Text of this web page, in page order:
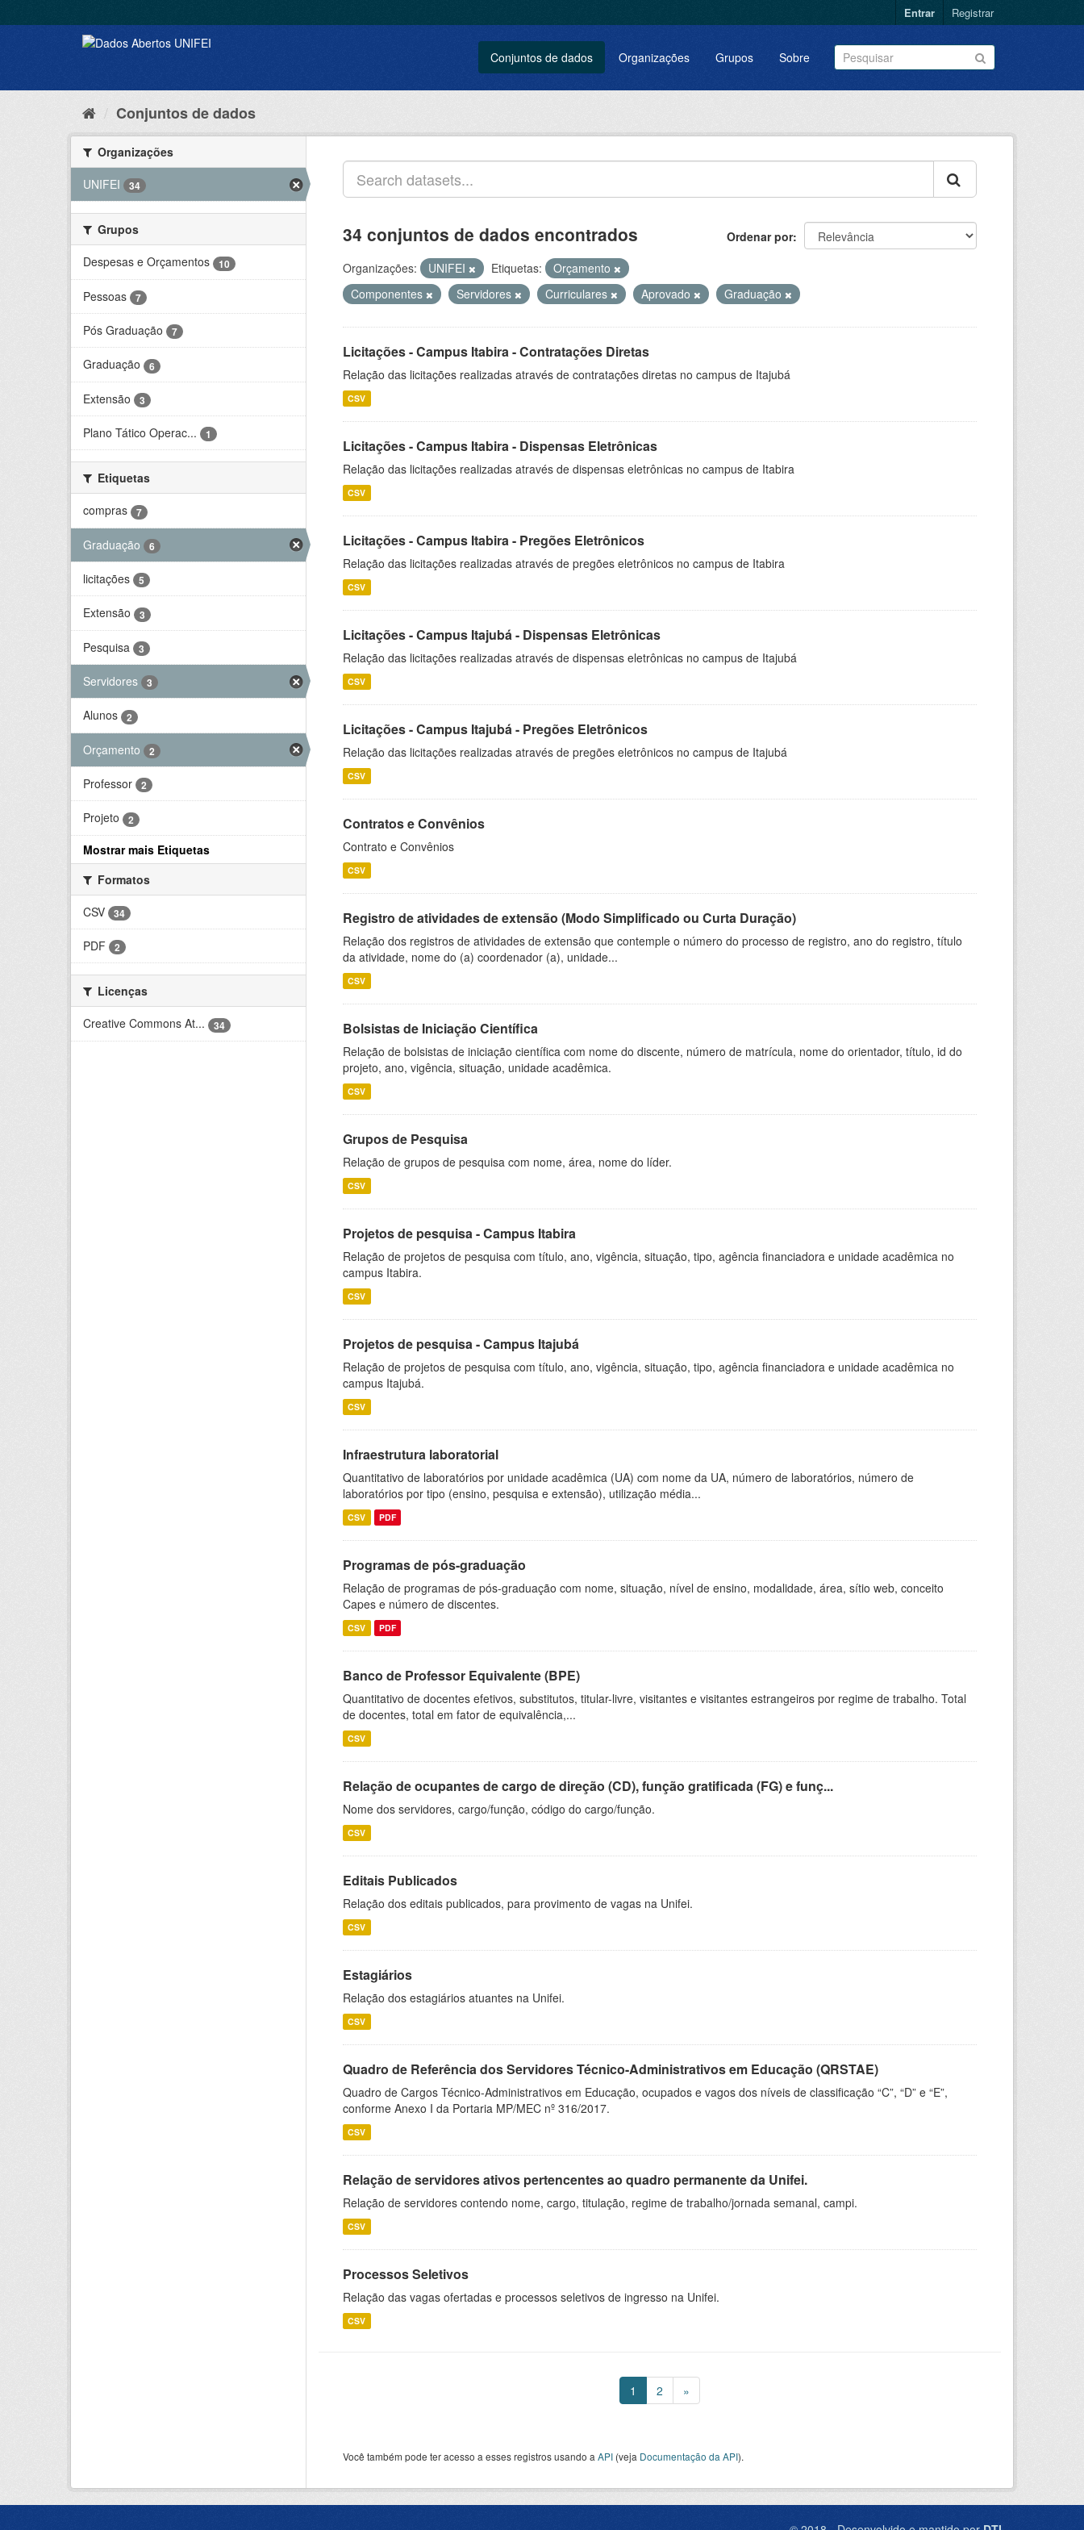
Entrar Registrar
Conjuntos de dados Organizações Grupos Sobre
Conjuntos de dados
Organizações
UNIFEI
34
Grupos
Despesas e Orçamentos
10
Pessoas 7
Pós Graduação 7
Graduação 6
Extensão 3
Plano Tático Operac... 1
Etiquetas
compras
7
Graduação 6
licitações 5
Extensão 3
Pesquisa 3
Servidores 3
Alunos 2
Orçamento 2
Professor 2
Projeto 2
Mostrar mais Etiquetas
Formatos
CSV
34
PDF 2
Licenças
Creative Commons At...
34
Ordenar por
34 conjuntos de dados encontrados
Organizações: UNIFEI Etiquetas:
Orçamento
Componentes
Servidores Curriculares Aprovado Graduação
Licitações - Campus Itabira - Contratações Diretas
Relação das licitações realizadas através de contratações diretas no campus de Itajubá
CSV
Licitações - Campus Itabira - Dispensas Eletrônicas
Relação das licitações realizadas através de dispensas eletrônicas no campus de Itabira
CSV
Licitações - Campus Itabira - Pregões Eletrônicos
Relação das licitações realizadas através de pregões eletrônicos no campus de Itabira
CSV
Licitações - Campus Itajubá - Dispensas Eletrônicas
Relação das licitações realizadas através de dispensas eletrônicas no campus de Itajubá
CSV
Licitações - Campus Itajubá - Pregões Eletrônicos
Relação das licitações realizadas através de pregões eletrônicos no campus de Itajubá
CSV
Contratos e Convênios
Contrato e Convênios
CSV
Registro de atividades de extensão (Modo Simplificado ou Curta Duração)
Relação dos registros de atividades de extensão que contemple o número do processo de registro, ano do registro, título
da atividade, nome do (a) coordenador (a), unidade...
CSV
Bolsistas de Iniciação Científica
Relação de bolsistas de iniciação científica com nome do discente, número de matrícula, nome do orientador, título, id do
projeto, ano, vigência, situação, unidade acadêmica.
CSV
Grupos de Pesquisa
Relação de grupos de pesquisa com nome, área, nome do líder.
CSV
Projetos de pesquisa - Campus Itabira
Relação de projetos de pesquisa com título, ano, vigência, situação, tipo, agência financiadora e unidade acadêmica no
campus Itabira.
CSV
Projetos de pesquisa - Campus Itajubá
Relação de projetos de pesquisa com título, ano, vigência, situação, tipo, agência financiadora e unidade acadêmica no
campus Itajubá.
CSV
Infraestrutura laboratorial
Quantitativo de laboratórios por unidade acadêmica (UA) com nome da UA, número de laboratórios, número de
laboratórios por tipo (ensino, pesquisa e extensão), utilização média...
CSV PDF
Programas de pós-graduação
Relação de programas de pós-graduação com nome, situação, nível de ensino, modalidade, área, sítio web, conceito
Capes e número de discentes.
CSV PDF
Banco de Professor Equivalente (BPE)
Quantitativo de docentes efetivos, substitutos, titular-livre, visitantes e visitantes estrangeiros por regime de trabalho. Total
de docentes, total em fator de equivalência,...
CSV
Relação de ocupantes de cargo de direção (CD), função gratificada (FG) e funç...
Nome dos servidores, cargo/função, código do cargo/função.
CSV
Editais Publicados
Relação dos editais publicados, para provimento de vagas na Unifei.
CSV
Estagiários
Relação dos estagiários atuantes na Unifei.
CSV
Quadro de Referência dos Servidores Técnico-Administrativos em Educação (QRSTAE)
Quadro de Cargos Técnico-Administrativos em Educação, ocupados e vagos dos níveis de classificação “C”, “D” e “E”,
conforme Anexo I da Portaria MP/MEC nº 316/2017.
CSV
Relação de servidores ativos pertencentes ao quadro permanente da Unifei.
Relação de servidores contendo nome, cargo, titulação, regime de trabalho/jornada semanal, campi.
CSV
Processos Seletivos
Relação das vagas ofertadas e processos seletivos de ingresso na Unifei.
CSV
1 2 »
Você também pode ter acesso a esses registros usando a API (veja Documentação da API).